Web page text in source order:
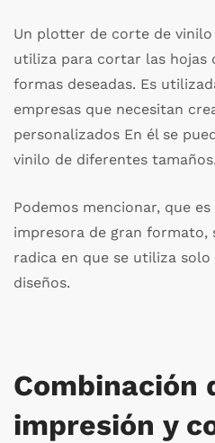
Un plotter de corte de vinilo
utiliza para cortar las hojas
formas deseadas. Es
empresas que necesitan
personalizados En él se
vinilo de diferentes tamaños.
Podemos mencionar, que
impresora de gran formato,
radica en que se utiliza
diseños.
Combinación
impresión y